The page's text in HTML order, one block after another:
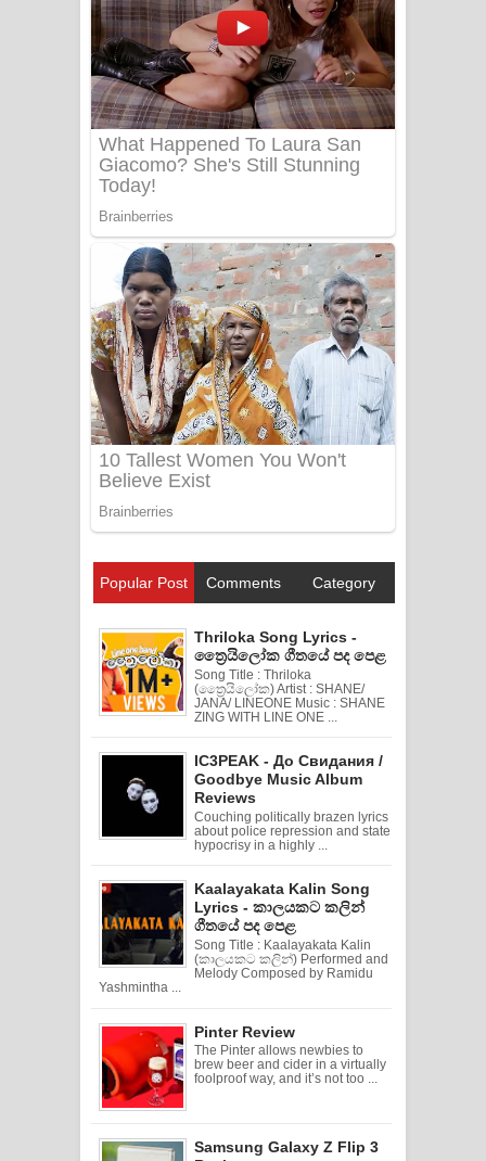
Popular Post Comments Category
Thriloka Song Lyrics -
ත්‍රෛයිලෝක ගීතයේ පද පෙළ
Song Title : Thriloka
(ත්‍රෛයිලෝක) Artist : SHANE/
JANA/ LINEONE Music : SHANE
ZING WITH LINE ONE ...
IC3PEAK - До Свидания /
Goodbye Music Album
Reviews
Couching politically brazen lyrics
about police repression and state
hypocrisy in a highly ...
Kaalayakata Kalin Song
Lyrics - කාලයකට කලින්
ගීතයේ පද පෙළ
Song Title : Kaalayakata Kalin
(කාලයකට කලින්) Performed and
Melody Composed by Ramidu
Yashmintha ...
Pinter Review
The Pinter allows newbies to
brew beer and cider in a virtually
foolproof way, and it’s not too ...
Samsung Galaxy Z Flip 3